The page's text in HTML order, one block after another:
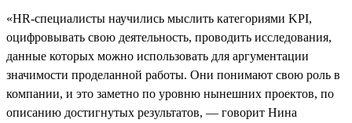
«HR-специалисты научились мыслить категориями KPI,
оцифровывать свою деятельность, проводить исследования,
данные которых можно использовать для аргументации
значимости проделанной работы. Они понимают свою роль в
компании, и это заметно по уровню нынешних проектов, по
описанию достигнутых результатов, — говорит Нина